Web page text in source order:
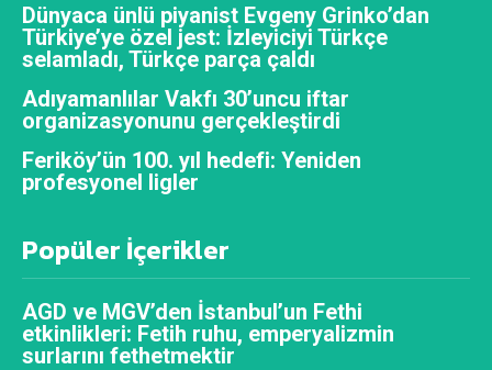
Dünyaca ünlü piyanist Evgeny Grinko’dan
Türkiye’ye özel jest: İzleyiciyi Türkçe
selamladı, Türkçe parça çaldı
Adıyamanlılar Vakfı 30’uncu iftar
organizasyonunu gerçekleştirdi
Feriköy’ün 100. yıl hedefi: Yeniden
profesyonel ligler
Popüler İçerikler
AGD ve MGV’den İstanbul’un Fethi
etkinlikleri: Fetih ruhu, emperyalizmin
surlarını fethetmektir